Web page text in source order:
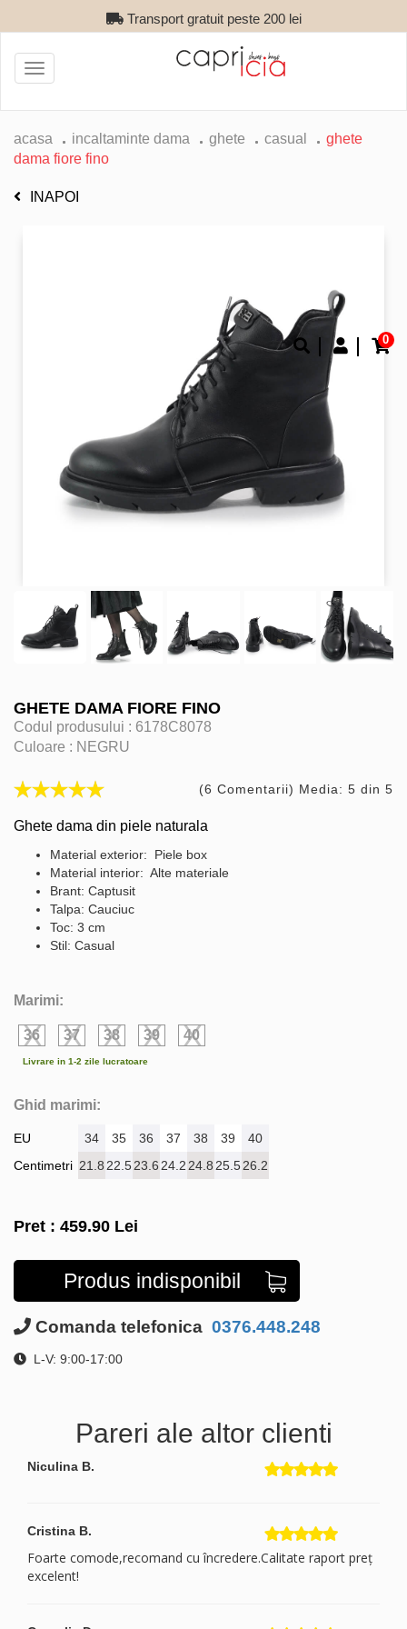
Transport gratuit peste 200 lei
0
Toggle
navigation
acasa incaltaminte dama ghete casual
ghete
dama fiore fino
INAPOI
GHETE DAMA FIORE FINO
Codul produsului : 6178C8078
Culoare : NEGRU
(6 Comentarii) Media: 5 din 5
Ghete dama din piele naturala
Material exterior: Piele box
Material interior: Alte materiale
Brant: Captusit
Talpa: Cauciuc
Toc: 3 cm
Stil: Casual
Marimi:
36 37 38 39 40
Livrare in 1-2 zile lucratoare
Ghid marimi:
EU
Centimetri
34 35 36 37 38 39
40
21.8 22.523.6 24.2 24.8 25.526.2
Pret : 459.90 Lei
Produs indisponibil
Comanda telefonica 0376.448.248
L-V: 9:00-17:00
Pareri ale altor clienti
Niculina B.
Cristina B.
Foarte comode,recomand cu încredere.Calitate raport preț
excelent!